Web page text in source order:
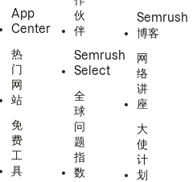
App
Center
热
门
网
站
免
费
工
具
伙
伴
Semrush
Select
全
球
问
题
指
数
Semrush
博客
网
络
讲
座
大
使
计
划